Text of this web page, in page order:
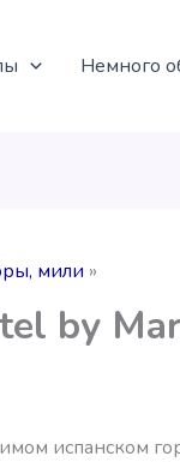
Немного
мили
by
испанском